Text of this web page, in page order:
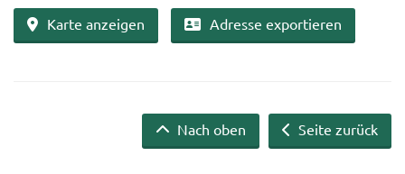
Karte an­zei­gen Adres­se ex­por­tie­ren
Seite zurück
Nach oben